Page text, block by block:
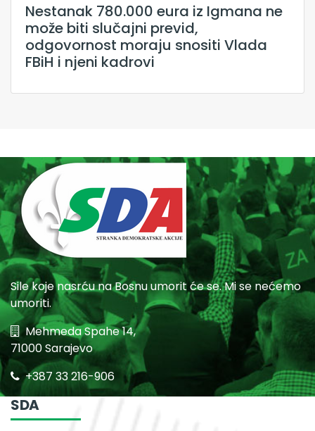
Nestanak 780.000 eura iz Igmana ne
može biti slučajni previd,
odgovornost moraju snositi Vlada
FBiH i njeni kadrovi
Sile koje nasrću na Bosnu umorit će se. Mi se nećemo
umoriti.
Mehmeda Spahe 14,
71000 Sarajevo
+387 33 216-906
SDA